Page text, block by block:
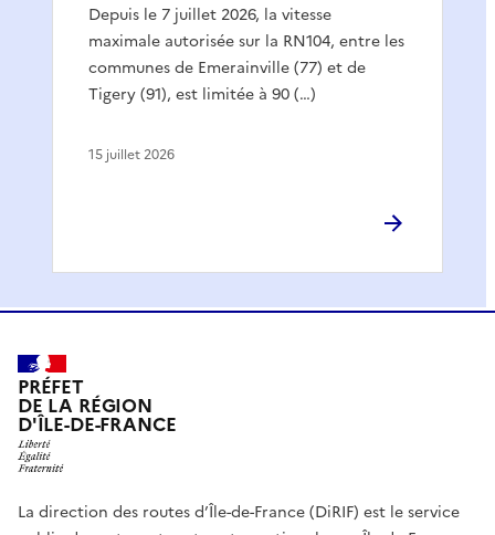
Depuis le 7 juillet 2026, la vitesse
maximale autorisée sur la RN104, entre les
communes de Emerainville (77) et de
Tigery (91), est limitée à 90 (…)
15 juillet 2026
PRÉFET
DE LA RÉGION
D'ÎLE-DE-FRANCE
La direction des routes d’Île-de-France (DiRIF) est le service